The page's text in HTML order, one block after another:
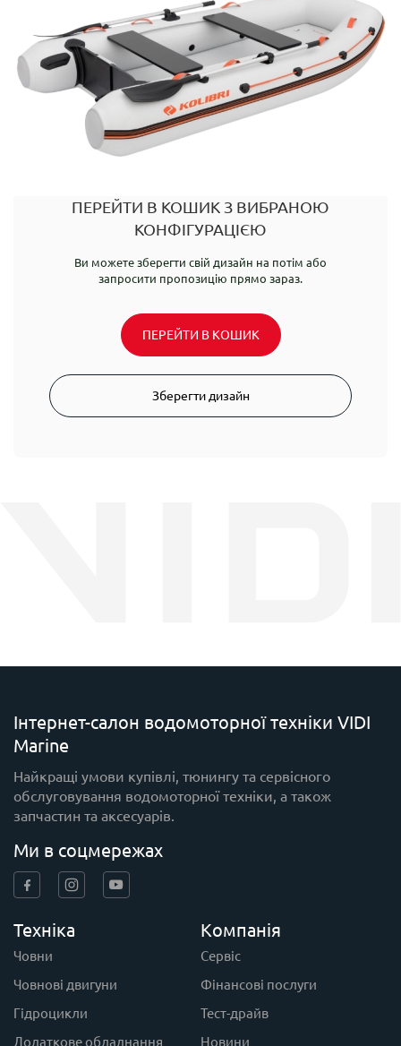
ПЕРЕЙТИ В КОШИК З ВИБРАНОЮ
КОНФІГУРАЦІЄЮ
Ви можете зберегти свій дизайн на потім або
запросити пропозицію прямо зараз.
ПЕРЕЙТИ В КОШИК
Зберегти дизайн
Інтернет-салон водомоторної техніки VIDI
Marine
Найкращі умови купівлі, тюнингу та сервісного
обслуговування водомоторної техніки, а також
запчастин та аксесуарів.
Ми в соцмережах
Техніка
Човни
Човнові двигуни
Гідроцикли
Додаткове обладнання
Компанія
Сервіс
Фінансові послуги
Тест-драйв
Новини